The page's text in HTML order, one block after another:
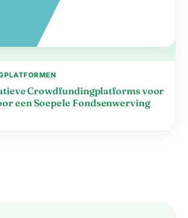
Crowdfundingplatforms voor
een Soepele Fondsenwerving